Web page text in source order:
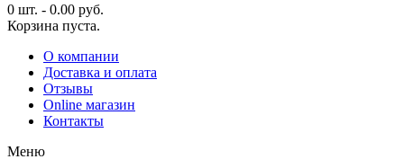
0 шт. - 0.00 руб.
Корзина пуста.
О компании
Доставка и оплата
Отзывы
Online магазин
Контакты
Меню